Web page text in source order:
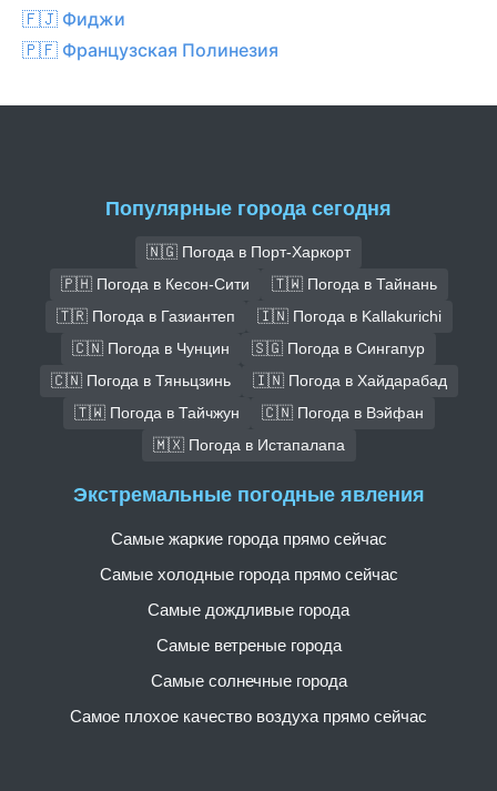
🇫🇯 Фиджи
🇵🇫 Французская Полинезия
Популярные города сегодня
🇳🇬 Погода в Порт-Харкорт
🇵🇭 Погода в Кесон-Сити
🇹🇼 Погода в Тайнань
🇹🇷 Погода в Газиантеп
🇮🇳 Погода в Kallakurichi
🇨🇳 Погода в Чунцин
🇸🇬 Погода в Сингапур
🇨🇳 Погода в Тяньцзинь
🇮🇳 Погода в Хайдарабад
🇹🇼 Погода в Тайчжун
🇨🇳 Погода в Вэйфан
🇲🇽 Погода в Истапалапа
Экстремальные погодные явления
Самые жаркие города прямо сейчас
Самые холодные города прямо сейчас
Самые дождливые города
Самые ветреные города
Самые солнечные города
Самое плохое качество воздуха прямо сейчас